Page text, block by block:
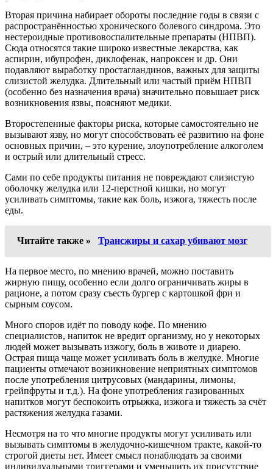
Вторая причина набирает обороты последние годы в связи с
распространённостью хронического болевого синдрома. Это
нестероидные противовоспалительные препараты (НПВП).
Сюда относятся такие широко известные лекарства, как
аспирин, ибупрофен, диклофенак, напроксен и др. Они
подавляют выработку простагландинов, важных для защиты
слизистой желудка. Длительный или частый приём НПВП
(особенно без назначения врача) значительно повышает риск
возникновения язвы, поясняют медики.
Второстепенные факторы риска, которые самостоятельно не
вызывают язву, но могут способствовать её развитию на фоне
основных причин, – это курение, злоупотребление алкоголем
и острый или длительный стресс.
Сами по себе продукты питания не повреждают слизистую
оболочку желудка или 12-перстной кишки, но могут
усиливать симптомы, такие как боль, изжога, тяжесть после
еды.
Читайте также » Трансжиры и сахар убивают мозг
На первое место, по мнению врачей, можно поставить
жирную пищу, особенно если долго ограничивать жиры в
рационе, а потом сразу съесть бургер с картошкой фри и
сырным соусом.
Много споров идёт по поводу кофе. По мнению
специалистов, напиток не вредит организму, но у некоторых
людей может вызывать изжогу, боль в животе и диарею.
Острая пища чаще может усиливать боль в желудке. Многие
пациенты отмечают возникновение неприятных симптомов
после употребления цитрусовых (мандарины, лимоны,
грейпфруты и т.д.). На фоне употребления газированных
напитков могут беспокоить отрыжка, изжога и тяжесть за счёт
растяжения желудка газами.
Несмотря на то что многие продукты могут усиливать или
вызывать симптомы в желудочно-кишечном тракте, какой-то
строгой диеты нет. Имеет смысл понаблюдать за своими
индивидуальными триггерами и уменьшить их присутствие